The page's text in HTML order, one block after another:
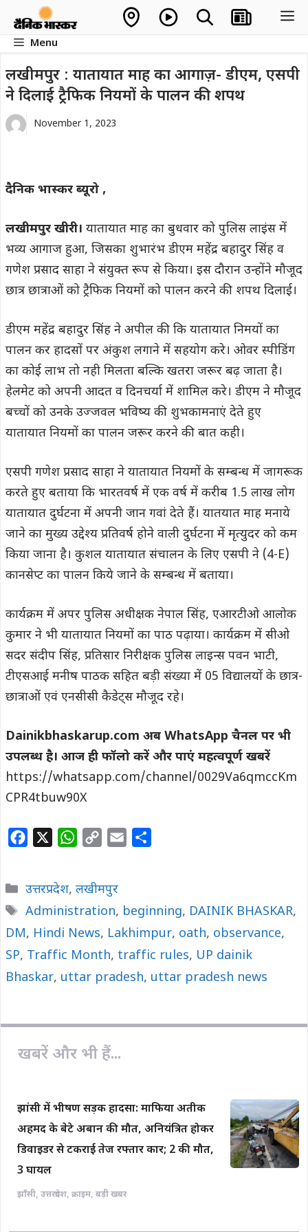
contentMenu
लखीमपुर : यातायात माह का आगाज़- डीएम, एसपी
ने दिलाई ट्रैफिक नियमों के पालन की शपथ
November 1, 2023
दैनिक भास्कर ब्यूरो ,
लखीमपुर खीरी। यातायात माह का बुधवार को पुलिस लाइंस में
भव्य आगाज हुआ, जिसका शुभारंभ डीएम महेंद्र बहादुर सिंह व
गणेश प्रसाद साहा ने संयुक्त रूप से किया। इस दौरान उन्होंने मौजूद
छात्र छात्राओं को ट्रैफिक नियमों को पालन करने की शपथ दिलाई।
डीएम महेंद्र बहादुर सिंह ने अपील की कि यातायात निमयों का
पालन कर हादसों पर अंकुश लगाने में सहयोग करे। ओवर स्पीडिंग
का कोई लाभ तो नही मिलता बल्कि खतरा जरूर बढ़ जाता है।
हेलमेट को अपनी आदत व दिनचर्या में शामिल करे। डीएम ने मौजूद
बच्चों को उनके उज्जवल भविष्य की शुभकामनाएं देते हुए
यातायात नियमों का पालन जरूर करने की बात कही।
एसपी गणेश प्रसाद साहा ने यातायात नियमों के सम्बन्ध में जागरूक
करते हुए बताया कि भारतवर्ष में एक वर्ष में करीब 1.5 लाख लोग
यातायात दुर्घटना में अपनी जान गवां देते हैं। यातयात माह मनाये
जाने का मुख्य उद्देश्य प्रतिवर्ष होने वाली दुर्घटना में मृत्युदर को कम
किया जाना है। कुशल यातायात संचालन के लिए एसपी ने (4-E)
कानसेप्ट का पालन किये जाने के सम्बन्ध में बताया।
कार्यक्रम में अपर पुलिस अधीक्षक नेपाल सिंह, एआरटीओ आलोक
कुमार ने भी यातायात नियमों का पाठ पढ़ाया। कार्यक्रम में सीओ
सदर संदीप सिंह, प्रतिसार निरीक्षक पुलिस लाइन्स पवन भाटी,
टीएसआई मनीष पाठक सहित बड़ी संख्या में 05 विद्यालयों के छात्र-
छात्राओं एवं एनसीसी कैडेट्स मौजूद रहे।
Dainikbhaskarup.com अब WhatsApp चैनल पर भी
उपलब्ध है। आज ही फॉलो करें और पाएं महत्वपूर्ण खबरें
https://whatsapp.com/channel/0029Va6qmccKm
CPR4tbuw90X
e
b
o
o
k
W
t
s
A
p
p
y
L
i
n
k
l
e
Categories
उत्तरप्रदेश, लखीमपुर
Tags
Administration, beginning, DAINIK BHASKAR,
DM, Hindi News, Lakhimpur, oath, observance,
SP, Traffic Month, traffic rules, UP dainik
Bhaskar, uttar pradesh, uttar pradesh news
खबरें और भी हैं...
झांसी में भीषण सड़क हादसा: माफिया अतीक
अहमद के बेटे अबान की मौत, अनियंत्रित होकर
डिवाइडर से टकराई तेज रफ्तार कार; 2 की मौत,
3 घायल
झाँसी, उत्तरप्रदेश, क्राइम, बड़ी खबर